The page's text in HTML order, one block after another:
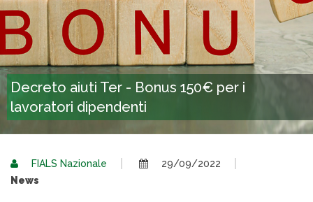
Decreto aiuti Ter - Bonus 150€ per i
lavoratori dipendenti
FIALS Nazionale
29/09/2022
News